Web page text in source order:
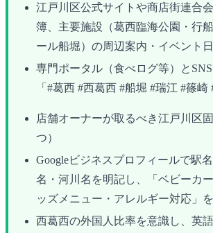
江戸川区公式サイトや商店街連合
簿、主要施設（葛西臨海公園・行
ール船堀）の周辺案内・イベント
専門ポータル（食べログ等）とSNS
「#葛西 #西葛西 #船堀 #瑞江 #篠崎
店舗オーナーが取るべき江戸川区
つ）
Googleビジネスプロフィールで駅
名・河川名を明記し、「ベビーカ
ッズメニュー・アレルギー対応」
西葛西の外国人比率を意識し、英